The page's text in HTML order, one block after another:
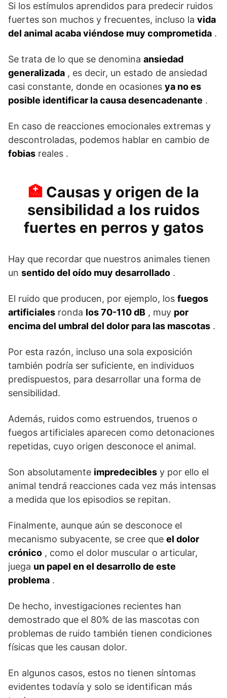
Si los estímulos aprendidos para predecir ruidos
fuertes son muchos y frecuentes, incluso la vida
del animal acaba viéndose muy comprometida .
Se trata de lo que se denomina ansiedad
generalizada , es decir, un estado de ansiedad
casi constante, donde en ocasiones ya no es
posible identificar la causa desencadenante .
En caso de reacciones emocionales extremas y
descontroladas, podemos hablar en cambio de
fobias reales .
Causas y origen de la
sensibilidad a los ruidos
fuertes en perros y gatos
Hay que recordar que nuestros animales tienen
un sentido del oído muy desarrollado .
El ruido que producen, por ejemplo, los fuegos
artificiales ronda los 70-110 dB , muy por
encima del umbral del dolor para las mascotas .
Por esta razón, incluso una sola exposición
también podría ser suficiente, en individuos
predispuestos, para desarrollar una forma de
sensibilidad.
Además, ruidos como estruendos, truenos o
fuegos artificiales aparecen como detonaciones
repetidas, cuyo origen desconoce el animal.
Son absolutamente impredecibles y por ello el
animal tendrá reacciones cada vez más intensas
a medida que los episodios se repitan.
Finalmente, aunque aún se desconoce el
mecanismo subyacente, se cree que el dolor
crónico , como el dolor muscular o articular,
juega un papel en el desarrollo de este
problema .
De hecho, investigaciones recientes han
demostrado que el 80% de las mascotas con
problemas de ruido también tienen condiciones
físicas que les causan dolor.
En algunos casos, estos no tienen síntomas
evidentes todavía y solo se identifican más